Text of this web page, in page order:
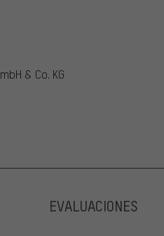
& Co. KG
EVALUACIONES